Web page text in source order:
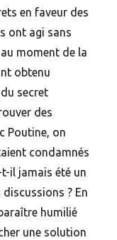
en faveur des
ont agi sans
moment de la
obtenu
secret
des
Poutine, on
condamnés
t-il jamais été un
? En
humilié
une solution